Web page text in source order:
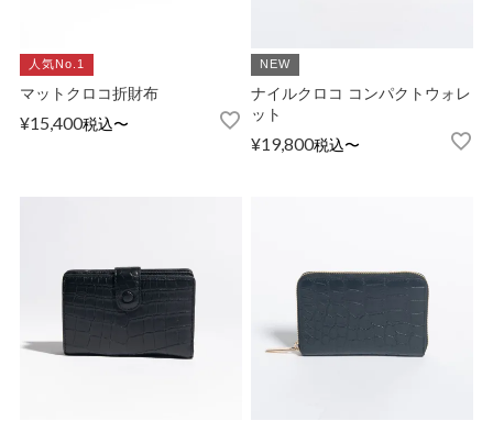
ッグ
布・革小物
ディース
ランド
人気No.1
マットクロコ折財布
¥15,400税込〜
NEW
ナイルクロコ コンパクトウォレ
ット
¥19,800税込〜